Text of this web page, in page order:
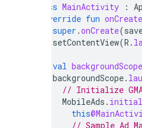
class MainActivity :
override fun onCreate
super .onCreate(
setContentView(R .
val backgroundScope
backgroundScope.
// Initialize
MobileAds .
this
// Sample Ad